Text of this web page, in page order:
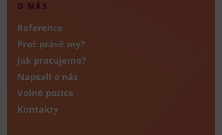
O NÁS
Reference
Proč právě my?
Jak pracujeme?
Napsali o nás
Volné pozice
Kontakty